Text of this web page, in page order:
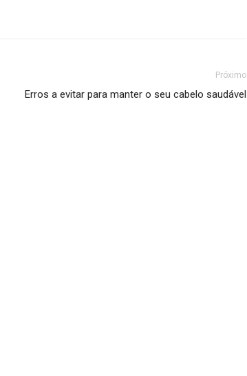
Próximo
Erros a evitar para manter o seu cabelo saudável